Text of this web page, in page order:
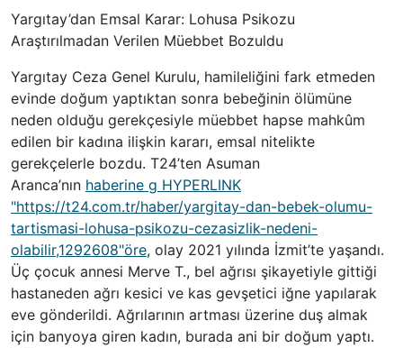
Yargıtay’dan Emsal Karar: Lohusa Psikozu
Araştırılmadan Verilen Müebbet Bozuldu
Yargıtay Ceza Genel Kurulu, hamileliğini fark etmeden
evinde doğum yaptıktan sonra bebeğinin ölümüne
neden olduğu gerekçesiyle müebbet hapse mahkûm
edilen bir kadına ilişkin kararı, emsal nitelikte
gerekçelerle bozdu. T24’ten Asuman
Aranca’nın haberine g HYPERLINK
"https://t24.com.tr/haber/yargitay-dan-bebek-olumu-
tartismasi-lohusa-psikozu-cezasizlik-nedeni-
olabilir,1292608"öre, olay 2021 yılında İzmit’te yaşandı.
Üç çocuk annesi Merve T., bel ağrısı şikayetiyle gittiği
hastaneden ağrı kesici ve kas gevşetici iğne yapılarak
eve gönderildi. Ağrılarının artması üzerine duş almak
için banyoya giren kadın, burada ani bir doğum yaptı.